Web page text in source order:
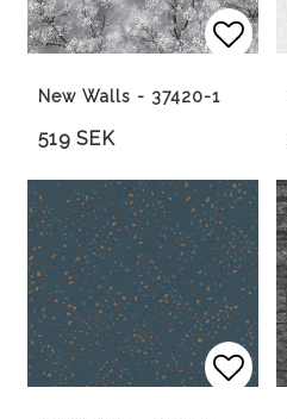
New Walls - 37420-1
519 SEK